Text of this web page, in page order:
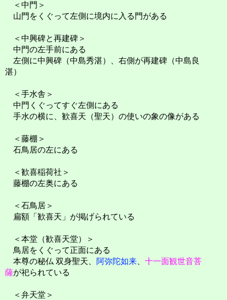
＜中門＞
山門をくぐって左側に境内に入る門がある
＜中興碑と再建碑＞
中門の左手前にある
左側に中興碑（中島秀湛）、右側が再建碑（中島良
湛）
＜手水舎＞
中門くぐってすぐ左側にある
手水の横に、歓喜天（聖天）の使いの象の像がある
＜藤棚＞
石鳥居の左にある
＜歓喜稲荷社＞
藤棚の左奥にある
＜石鳥居＞
扁額「歓喜天」が掲げられている
＜本堂（歓喜天堂）＞
鳥居をくぐって正面にある
本尊の秘仏 双身聖天、
阿弥陀如来
十一面観世音菩
薩が祀られている
＜弁天堂＞